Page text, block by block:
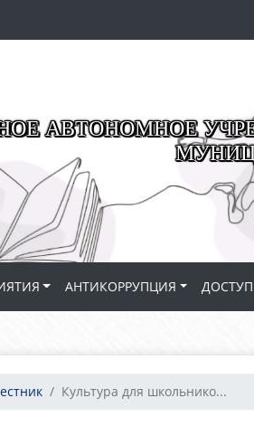
АВТОНОМНОЕ
АНТИКОРРУПЦИЯ
Культура для школьнико...